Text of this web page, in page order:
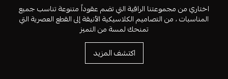
اختاري من مجموعتنا الراقية التي تضم عقوداً متنوعة تناسب جميع
المناسبات ، من التصاميم الكلاسيكية الأنيقة إلى القطع العصرية التي
تمنحك لمسة من التميز
اكتشف المزيد